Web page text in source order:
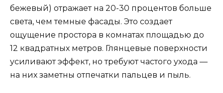
бежевый) отражает на 20-30 процентов больше
света, чем темные фасады. Это создает
ощущение простора в комнатах площадью до
12 квадратных метров. Глянцевые поверхности
усиливают эффект, но требуют частого ухода —
на них заметны отпечатки пальцев и пыль.